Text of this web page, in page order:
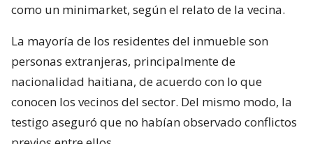
como un minimarket, según el relato de la vecina.
La mayoría de los residentes del inmueble son
personas extranjeras, principalmente de
nacionalidad haitiana, de acuerdo con lo que
conocen los vecinos del sector. Del mismo modo, la
testigo aseguró que no habían observado conflictos